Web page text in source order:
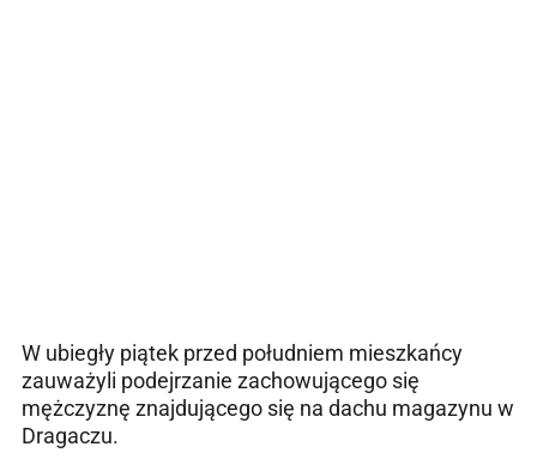
W ubiegły piątek przed południem mieszkańcy
zauważyli podejrzanie zachowującego się
mężczyznę znajdującego się na dachu magazynu w
Dragaczu.